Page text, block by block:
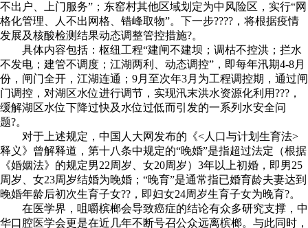
不出户、上门服务”；东窑村其他区域划定为中风险区，实行“网
格化管理、人不出网格、错峰取物”。下一步????，将根据疫情
发展及核酸检测结果动态调整管控措施?。
具体内容包括：枢纽工程“建闸不建坝；调枯不控洪；拦水
不发电；建管不调度；江湖两利、动态调控”，即每年汛期4-8月
份，闸门全开，江湖连通；9月至次年3月为工程调控期，通过闸
门调控，对湖区水位进行调节，实现汛末洪水资源化利用???，
缓解湖区水位下降过快及水位过低而引发的一系列水安全问
题?。
对于上述规定，中国人大网发布的《<人口与计划生育法>
释义》曾解释道，第十八条中规定的“晚婚”是指超过法定（根据
《婚姻法》的规定男22周岁、女20周岁）3年以上初婚，即男25
周岁、女23周岁结婚为晚婚；“晚育”是通常指已婚育龄夫妻达到
晚婚年龄后初次生育子女??，即妇女24周岁生育子女为晚育?。
在医学界，咀嚼槟榔会导致癌症的结论有众多研究支撑，中
华口腔医学会更是在近几年不断号召公众远离槟榔。与此同时，